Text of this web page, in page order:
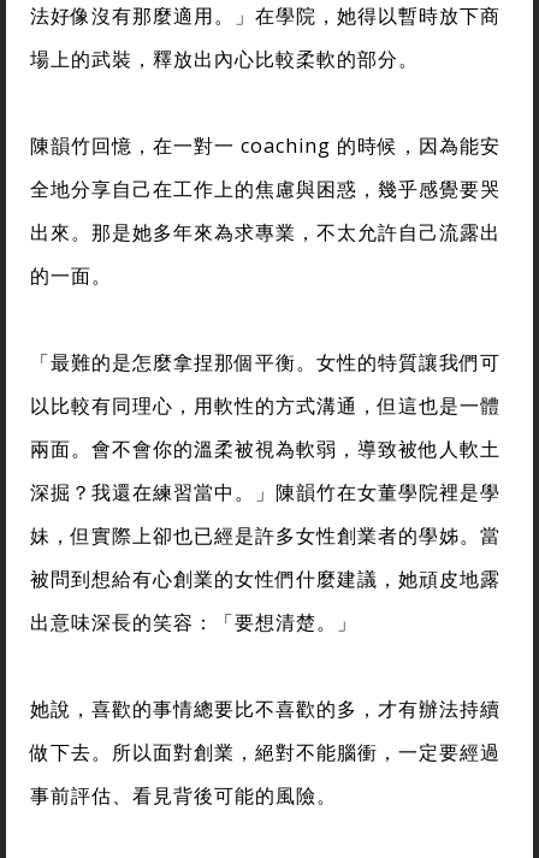
法好像沒有那麼適用。」在學院，她得以暫時放下商
場上的武裝，釋放出內心比較柔軟的部分。
陳韻竹回憶，在一對一 coaching 的時候，因為能安
全地分享自己在工作上的焦慮與困惑，幾乎感覺要哭
出來。那是她多年來為求專業，不太允許自己流露出
的一面。
「最難的是怎麼拿捏那個平衡。女性的特質讓我們可
以比較有同理心，用軟性的方式溝通，但這也是一體
兩面。會不會你的溫柔被視為軟弱，導致被他人軟土
深掘？我還在練習當中。」陳韻竹在女董學院裡是學
妹，但實際上卻也已經是許多女性創業者的學姊。當
被問到想給有心創業的女性們什麼建議，她頑皮地露
出意味深長的笑容：「要想清楚。」
她說，喜歡的事情總要比不喜歡的多，才有辦法持續
做下去。所以面對創業，絕對不能腦衝，一定要經過
事前評估、看見背後可能的風險。